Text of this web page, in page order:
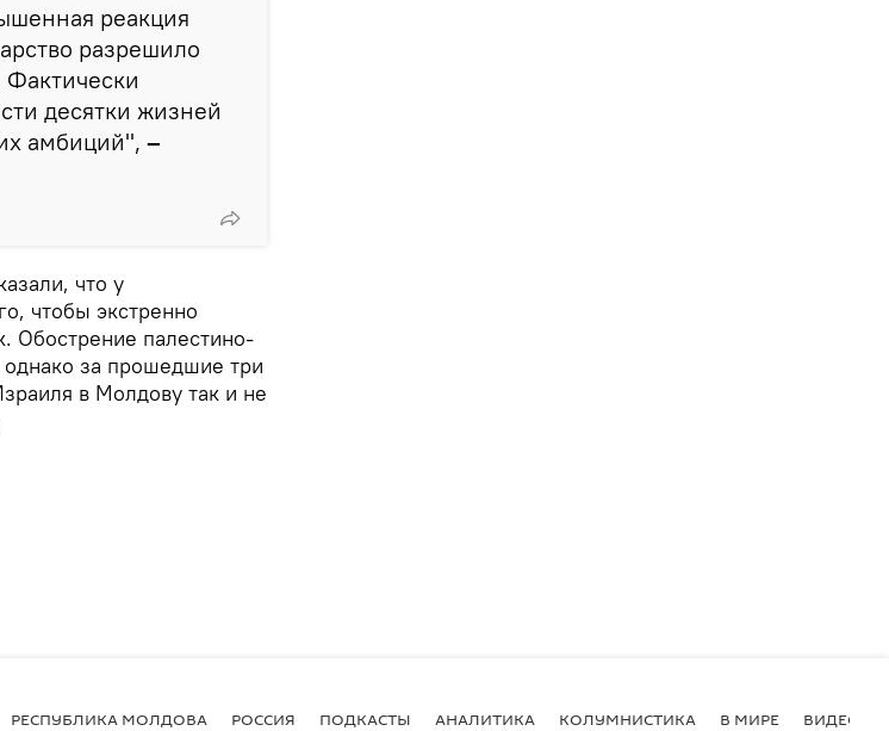
реакция
разрешило
десятки жизней
амбиций", –
что у
чтобы экстренно
Обострение палестино-
однако за прошедшие три
в Молдову так и не
РЕСПУБЛИКА МОЛДОВА РОССИЯ ПОДКАСТЫ АНАЛИТИКА КОЛУМНИСТИКА В МИРЕ ВИДЕО